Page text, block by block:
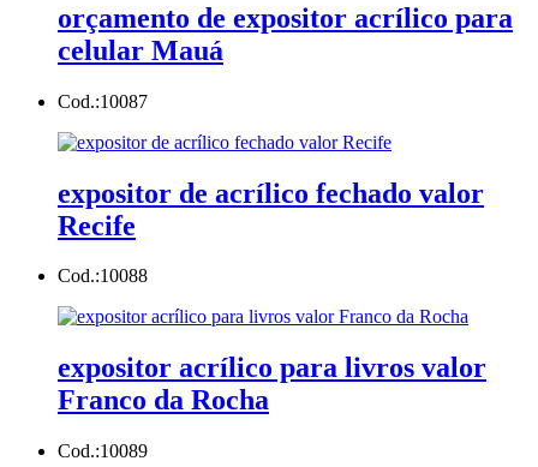
orçamento de expositor acrílico para
celular Mauá
Cod.:10087
expositor de acrílico fechado valor
Recife
Cod.:10088
expositor acrílico para livros valor
Franco da Rocha
Cod.:10089